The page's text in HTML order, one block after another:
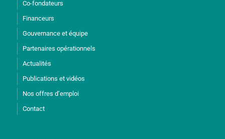
Co-fondateurs
Financeurs
Gouvernance et équipe
Partenaires opérationnels
Actualités
Publications et vidéos
Nos offres d’emploi
Contact